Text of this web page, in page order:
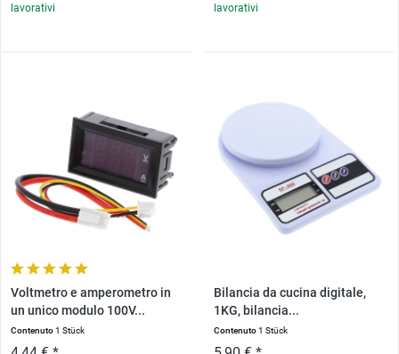
lavorativi
lavorativi
Voltmetro e amperometro in
un unico modulo 100V...
Contenuto1 Stück
Bilancia da cucina digitale,
1KG, bilancia...
Contenuto1 Stück